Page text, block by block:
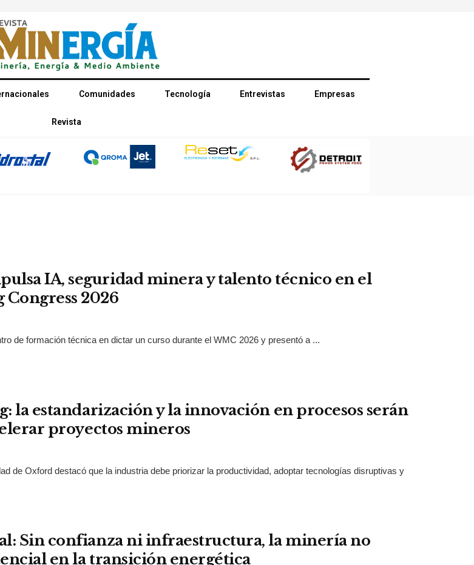
Comunidades Tecnología Entrevistas Empresas
Revista
IA, seguridad minera y talento técnico en el
2026
de formación técnica en dictar un curso durante el WMC 2026 y presentó a ...
la estandarización y la innovación en procesos serán
proyectos mineros
de Oxford destacó que la industria debe priorizar la productividad, adoptar tecnologías disruptivas y
Sin confianza ni infraestructura, la minería no
en la transición energética